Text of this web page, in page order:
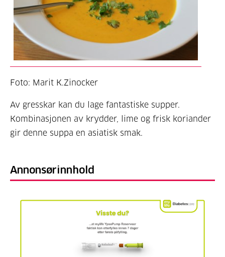
Foto: Marit K.Zinocker
Av gresskar kan du lage fantastiske supper.
Kombinasjonen av krydder, lime og frisk koriander
gir denne suppa en asiatisk smak.
Annonsørinnhold